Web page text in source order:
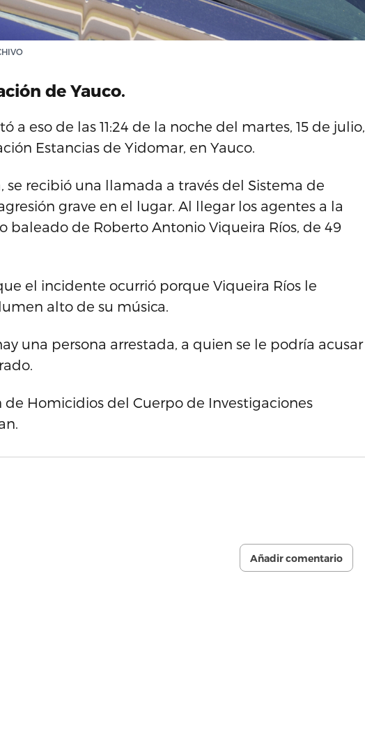
de Yauco.
a eso de las 11:24 de la noche del martes, 15 de julio,
Estancias de Yidomar, en Yauco.
se recibió una llamada a través del Sistema de
grave en el lugar. Al llegar los agentes a la
baleado de Roberto Antonio Viqueira Ríos, de 49
el incidente ocurrió porque Viqueira Ríos le
alto de su música.
una persona arrestada, a quien se le podría acusar
de Homicidios del Cuerpo de Investigaciones
Añadir comentario